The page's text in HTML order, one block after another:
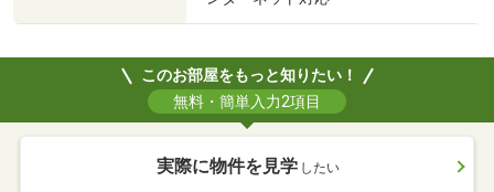
このお部屋をもっと知りたい！
無料・簡単入力2項目
実際に物件を見学 したい